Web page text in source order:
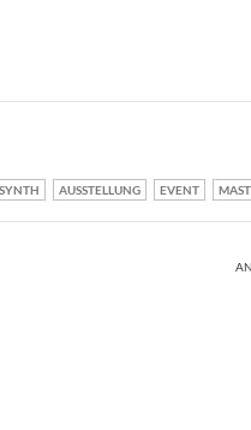
SYNTH AUSSTELLUNG EVENT